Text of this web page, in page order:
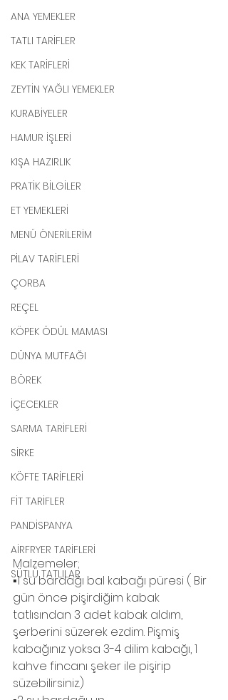
ANA YEMEKLER
TATLI TARİFLER
KEK TARİFLERİ
ZEYTİN YAĞLI YEMEKLER
KURABİYELER
HAMUR İŞLERİ
KIŞA HAZIRLIK
PRATİK BİLGİLER
ET YEMEKLERİ
MENÜ ÖNERİLERİM
PİLAV TARİFLERİ
ÇORBA
REÇEL
KÖPEK ÖDÜL MAMASI
DÜNYA MUTFAĞI
BÖREK
İÇECEKLER
SARMA TARİFLERİ
SİRKE
KÖFTE TARİFLERİ
FİT TARİFLER
PANDİSPANYA
AİRFRYER TARİFLERİ
SÜTLÜ TATLILAR
Malzemeler;
▪️1 su bardağı bal kabağı püresi ( Bir
gün önce pişirdiğim kabak
tatlısından 3 adet kabak aldım,
şerberini süzerek ezdim. Pişmiş
kabağınız yoksa 3-4 dilim kabağı, 1
kahve fincanı şeker ile pişirip
süzebilirsiniz.)